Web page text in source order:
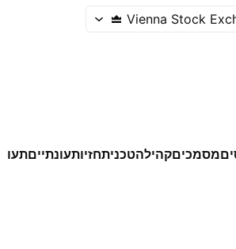
Vienna Stock
מסמכיםקהילהטכניתחזיותעונתיים